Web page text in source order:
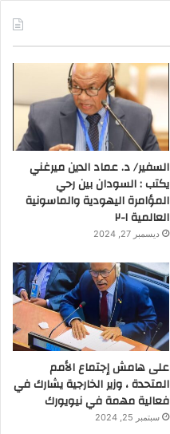
السفير/ د. عماد الدين ميرغني
يكتب : السودان بين رحي
المؤامرة اليهودية والماسونية
العالمية ١-٢
ديسمبر 27, 2024
على هامش إجتماع الأمم
المتحدة ، وزير الخارجية يشارك في
فعالية مهمة في نيويورك
سبتمبر 25, 2024